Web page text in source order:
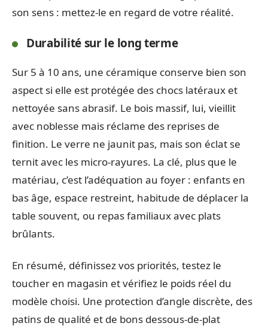
son sens : mettez-le en regard de votre réalité.
Durabilité sur le long terme
Sur 5 à 10 ans, une céramique conserve bien son
aspect si elle est protégée des chocs latéraux et
nettoyée sans abrasif. Le bois massif, lui, vieillit
avec noblesse mais réclame des reprises de
finition. Le verre ne jaunit pas, mais son éclat se
ternit avec les micro-rayures. La clé, plus que le
matériau, c’est l’adéquation au foyer : enfants en
bas âge, espace restreint, habitude de déplacer la
table souvent, ou repas familiaux avec plats
brûlants.
En résumé, définissez vos priorités, testez le
toucher en magasin et vérifiez le poids réel du
modèle choisi. Une protection d’angle discrète, des
patins de qualité et de bons dessous-de-plat